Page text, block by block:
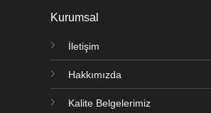
Kurumsal
İletişim
Hakkımızda
Kalite Belgelerimiz